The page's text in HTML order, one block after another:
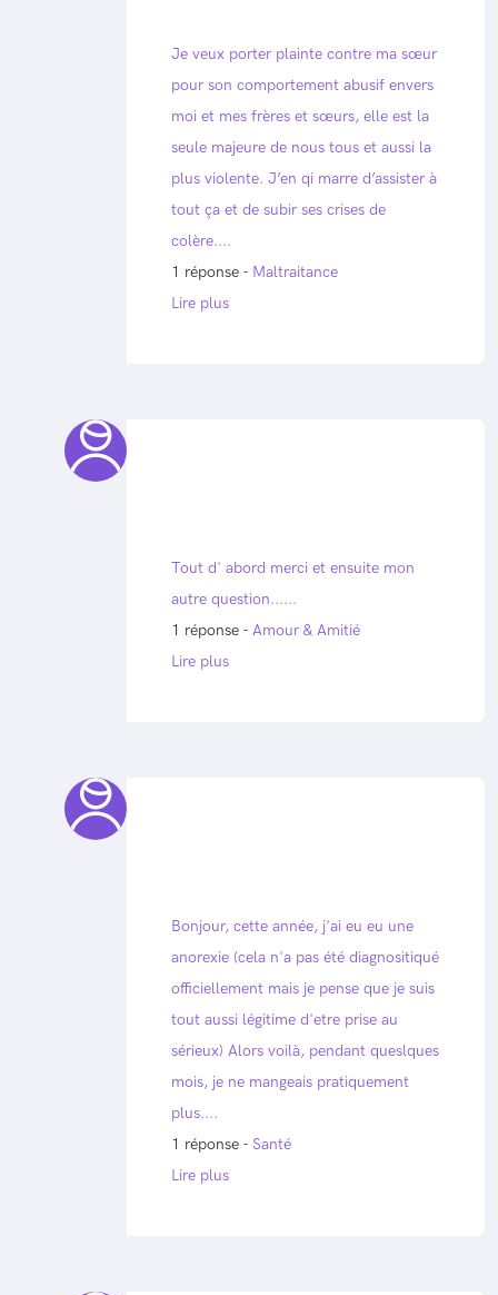
Je veux porter plainte contre ma sœur
pour son comportement abusif envers
moi et mes frères et sœurs, elle est la
seule majeure de nous tous et aussi la
plus violente. J’en qi marre d’assister à
tout ça et de subir ses crises de
colère....
1 réponse - Maltraitance
Lire plus
Tout d' abord merci et ensuite mon
autre question......
1 réponse - Amour & Amitié
Lire plus
Bonjour, cette année, j'ai eu eu une
anorexie (cela n'a pas été diagnositiqué
officiellement mais je pense que je suis
tout aussi légitime d'etre prise au
sérieux) Alors voilà, pendant queslques
mois, je ne mangeais pratiquement
plus....
1 réponse - Santé
Lire plus